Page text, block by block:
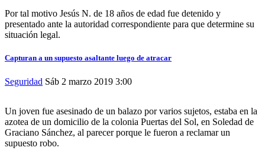
Por tal motivo Jesús N. de 18 años de edad fue detenido y
presentado ante la autoridad correspondiente para que determine su
situación legal.
Capturan a un supuesto asaltante luego de atracar
Seguridad Sáb 2 marzo 2019 3:00
Un joven fue asesinado de un balazo por varios sujetos, estaba en la
azotea de un domicilio de la colonia Puertas del Sol, en Soledad de
Graciano Sánchez, al parecer porque le fueron a reclamar un
supuesto robo.